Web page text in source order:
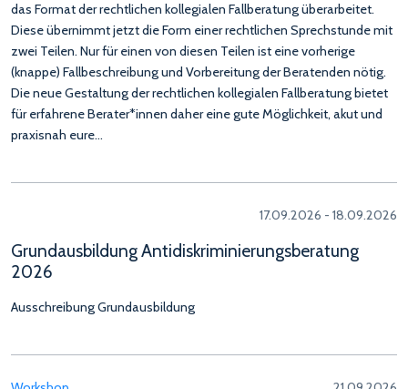
das Format der rechtlichen kollegialen Fallberatung überarbeitet.
Diese übernimmt jetzt die Form einer rechtlichen Sprechstunde mit
zwei Teilen. Nur für einen von diesen Teilen ist eine vorherige
(knappe) Fallbeschreibung und Vorbereitung der Beratenden nötig.
Die neue Gestaltung der rechtlichen kollegialen Fallberatung bietet
für erfahrene Berater*innen daher eine gute Möglichkeit, akut und
praxisnah eure…
17.09.2026 - 18.09.2026
Grundausbildung Antidiskriminierungsberatung
2026
Ausschreibung Grundausbildung